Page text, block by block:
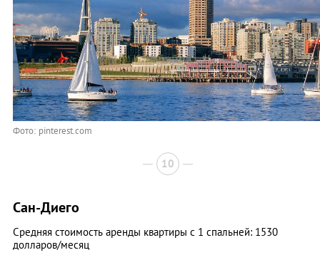
Фото: pinterest.com
10
Сан-Диего
Средняя стоимость аренды квартиры с 1 спальней: 1530
долларов/месяц